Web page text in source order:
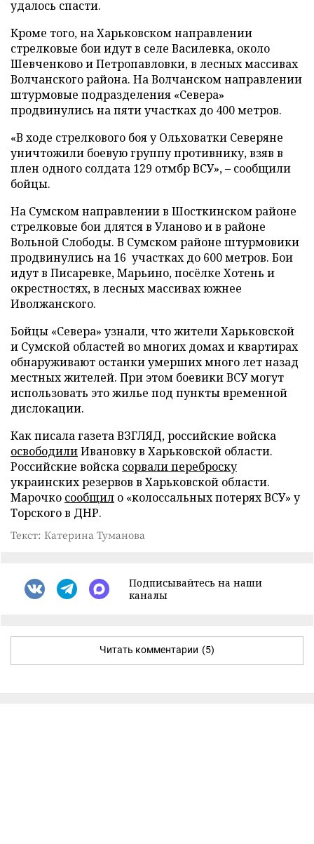
удалось спасти.
Кроме того, на Харьковском направлении
стрелковые бои идут в селе Василевка, около
Шевченково и Петропавловки, в лесных массивах
Волчанского района. На Волчанском направлении
штурмовые подразделения «Севера»
продвинулись на пяти участках до 400 метров.
«В ходе стрелкового боя у Ольховатки Северяне
уничтожили боевую группу противнику, взяв в
плен одного солдата 129 отмбр ВСУ», – сообщили
бойцы.
На Сумском направлении в Шосткинском районе
стрелковые бои длятся в Уланово и в районе
Вольной Слободы. В Сумском районе штурмовики
продвинулись на 16 участках до 600 метров. Бои
идут в Писаревке, Марьино, посёлке Хотень и
окрестностях, в лесных массивах южнее
Иволжанского.
Бойцы «Севера» узнали, что жители Харьковской
и Сумской областей во многих домах и квартирах
обнаруживают останки умерших много лет назад
местных жителей. При этом боевики ВСУ могут
использовать это жилье под пункты временной
дислокации.
Как писала газета ВЗГЛЯД, российские войска
освободилиИвановку в Харьковской области.
Российские войска сорвали переброску
украинских резервов в Харьковской области.
Марочко сообщил о «колоссальных потерях ВСУ» у
Торского в ДНР.
Текст: Катерина Туманова
Подписывайтесь на наши
каналы
Читать комментарии (5)